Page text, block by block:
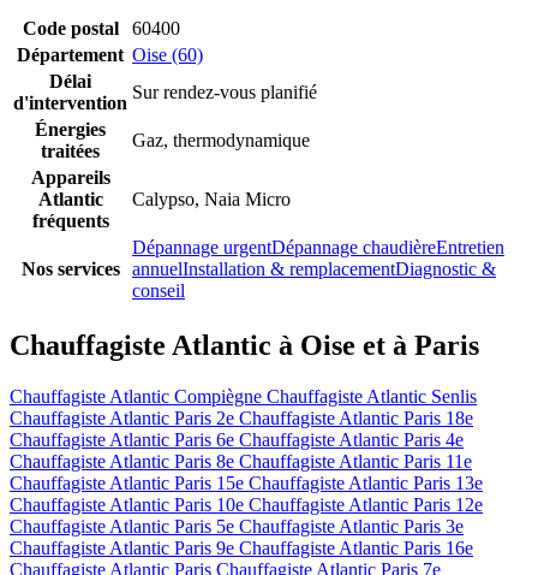
Code postal
60400
Département Oise (60)
Délai
d'intervention
Sur rendez-vous planifié
Énergies
traitées
Gaz, thermodynamique
Appareils
Atlantic
fréquents
Calypso, Naia Micro
Nos services
Dépannage urgentDépannage chaudièreEntretien
annuelInstallation & remplacementDiagnostic &
conseil
Chauffagiste Atlantic à Oise et à Paris
Chauffagiste Atlantic Compiègne Chauffagiste Atlantic Senlis
Chauffagiste Atlantic Paris 2e Chauffagiste Atlantic Paris 18e
Chauffagiste Atlantic Paris 6e Chauffagiste Atlantic Paris 4e
Chauffagiste Atlantic Paris 8e Chauffagiste Atlantic Paris 11e
Chauffagiste Atlantic Paris 15e Chauffagiste Atlantic Paris 13e
Chauffagiste Atlantic Paris 10e Chauffagiste Atlantic Paris 12e
Chauffagiste Atlantic Paris 5e Chauffagiste Atlantic Paris 3e
Chauffagiste Atlantic Paris 9e Chauffagiste Atlantic Paris 16e
Chauffagiste Atlantic Paris Chauffagiste Atlantic Paris 7e